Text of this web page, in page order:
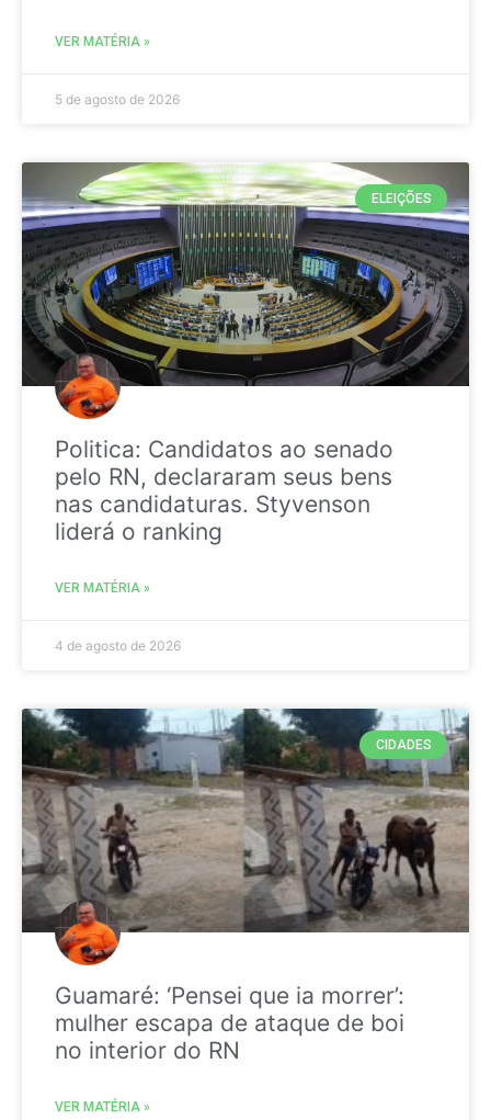
VER MATÉRIA »
5 de agosto de 2026
ELEIÇÕES
Politica: Candidatos ao senado
pelo RN, declararam seus bens
nas candidaturas. Styvenson
liderá o ranking
VER MATÉRIA »
4 de agosto de 2026
CIDADES
Guamaré: ‘Pensei que ia morrer’:
mulher escapa de ataque de boi
no interior do RN
VER MATÉRIA »